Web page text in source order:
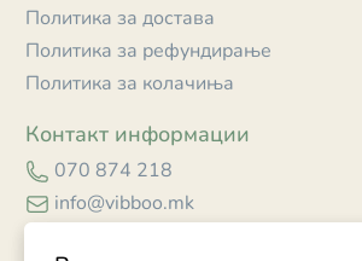
Политика за достава
Политика за рефундирање
Политика за колачиња
Контакт информации
070 874 218
info@vibboo.mk